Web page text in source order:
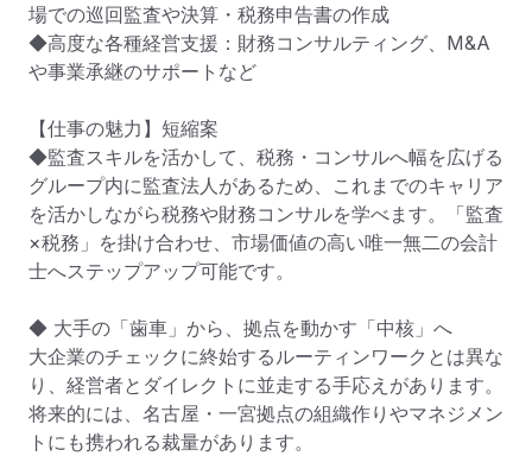
場での巡回監査や決算・税務申告書の作成
◆高度な各種経営支援：財務コンサルティング、M&A
や事業承継のサポートなど
【仕事の魅力】短縮案
◆監査スキルを活かして、税務・コンサルへ幅を広げる
グループ内に監査法人があるため、これまでのキャリア
を活かしながら税務や財務コンサルを学べます。「監査
×税務」を掛け合わせ、市場価値の高い唯一無二の会計
士へステップアップ可能です。
◆ 大手の「歯車」から、拠点を動かす「中核」へ
大企業のチェックに終始するルーティンワークとは異な
り、経営者とダイレクトに並走する手応えがあります。
将来的には、名古屋・一宮拠点の組織作りやマネジメン
トにも携われる裁量があります。